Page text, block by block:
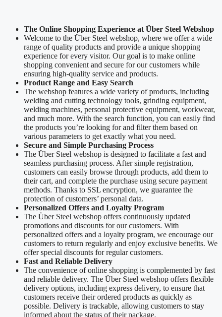
The Online Shopping Experience at Über Steel Webshop
Welcome to the Über Steel webshop, where we offer a wide
range of quality products and provide a unique shopping
experience for every visitor. Our goal is to make online
shopping convenient and secure for our customers while
ensuring high-quality service and products.
Product Range and Easy Search
The webshop features a wide variety of products, including
welding and cutting technology tools, grinding equipment,
welding machines, personal protective equipment, workwear,
and much more. With the search function, you can easily find
the products you’re looking for and filter them based on
various parameters to get exactly what you need.
Secure and Simple Purchasing Process
The Über Steel webshop is designed to facilitate a fast and
seamless purchasing process. After simple registration,
customers can easily browse through products, add them to
their cart, and complete the purchase using secure payment
methods. Thanks to SSL encryption, we guarantee the
protection of customers’ personal data.
Personalized Offers and Loyalty Program
The Über Steel webshop offers continuously updated
promotions and discounts for our customers. With
personalized offers and a loyalty program, we encourage our
customers to return regularly and enjoy exclusive benefits. We
offer special discounts for regular customers.
Fast and Reliable Delivery
The convenience of online shopping is complemented by fast
and reliable delivery. The Über Steel webshop offers flexible
delivery options, including express delivery, to ensure that
customers receive their ordered products as quickly as
possible. Delivery is trackable, allowing customers to stay
informed about the status of their package.